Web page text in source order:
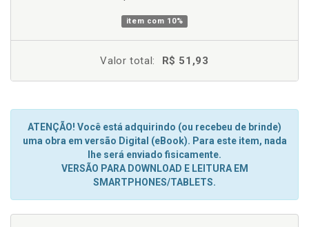
item com 10%
Valor total: R$ 51,93
ATENÇÃO! Você está adquirindo (ou recebeu de brinde)
uma obra em versão Digital (eBook). Para este item, nada
lhe será enviado fisicamente.
VERSÃO PARA DOWNLOAD E LEITURA EM
SMARTPHONES/TABLETS.